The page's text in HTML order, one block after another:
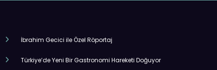
İbrahim Gecici ile Özel Röportaj
Türkiye’de Yeni Bir Gastronomi Hareketi Doğuyor